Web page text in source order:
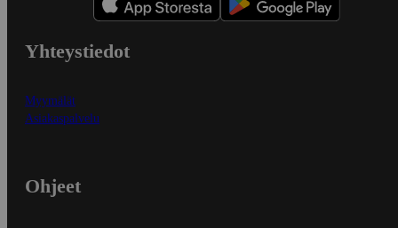
Yhteystiedot
Myymälät
Asiakaspalvelu
Ohjeet